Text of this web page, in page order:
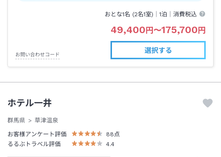
おとな1名 (2名1室)｜1泊 ｜消費税込
49,400 円 〜175,700 円
お問い合わせコード
選択する
ホテル一井
群馬県
草津温泉
お客様アンケート評価
88点
るるぶトラベル評価
4.4